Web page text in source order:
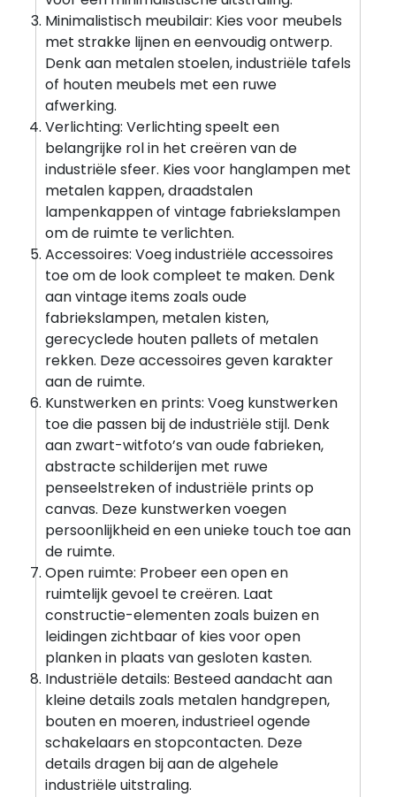
Minimalistisch meubilair: Kies voor meubels
met strakke lijnen en eenvoudig ontwerp.
Denk aan metalen stoelen, industriële tafels
of houten meubels met een ruwe
afwerking.
Verlichting: Verlichting speelt een
belangrijke rol in het creëren van de
industriële sfeer. Kies voor hanglampen met
metalen kappen, draadstalen
lampenkappen of vintage fabriekslampen
om de ruimte te verlichten.
Accessoires: Voeg industriële accessoires
toe om de look compleet te maken. Denk
aan vintage items zoals oude
fabriekslampen, metalen kisten,
gerecyclede houten pallets of metalen
rekken. Deze accessoires geven karakter
aan de ruimte.
Kunstwerken en prints: Voeg kunstwerken
toe die passen bij de industriële stijl. Denk
aan zwart-witfoto’s van oude fabrieken,
abstracte schilderijen met ruwe
penseelstreken of industriële prints op
canvas. Deze kunstwerken voegen
persoonlijkheid en een unieke touch toe aan
de ruimte.
Open ruimte: Probeer een open en
ruimtelijk gevoel te creëren. Laat
constructie-elementen zoals buizen en
leidingen zichtbaar of kies voor open
planken in plaats van gesloten kasten.
Industriële details: Besteed aandacht aan
kleine details zoals metalen handgrepen,
bouten en moeren, industrieel ogende
schakelaars en stopcontacten. Deze
details dragen bij aan de algehele
industriële uitstraling.